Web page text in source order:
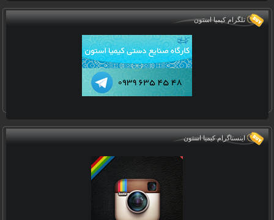
تلگرام کیمیا استون
اینستاگرام کیمیا استون